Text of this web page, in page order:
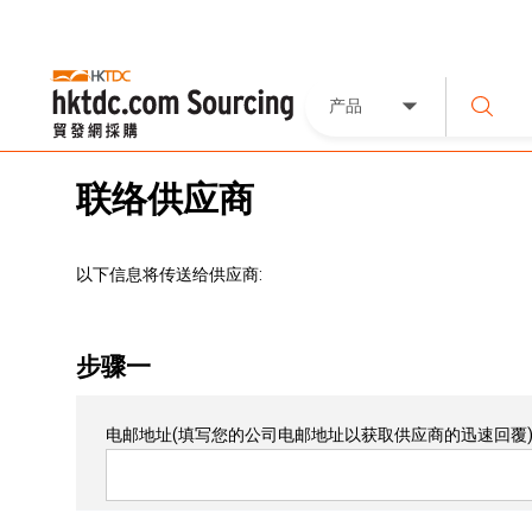
产品
联络供应商
以下信息将传送给供应商:
步骤一
电邮地址(填写您的公司电邮地址以获取供应商的迅速回覆)